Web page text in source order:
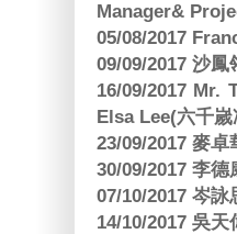
Manager&
05/08/2017
09/09/2017 沙
16/09/2017 Mr.
Elsa Lee(六千
23/09/2017 麥
30/09/2017 李
07/10/2017 岑
14/10/2017 吳